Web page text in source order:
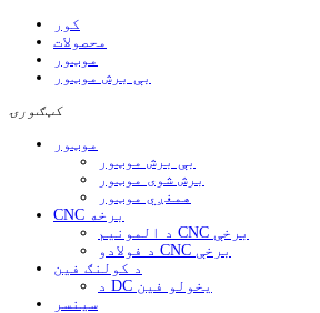
کور
محصولات
موټور
بې برش موټور
کټګورۍ
موټور
بې برش موټور
برش شوی موټور
همغږي موټور
CNC برخه
د المونیم CNC برخې
د فولادو CNC برخې
د کولنګ فین
د DC یخولو فین
سینسر